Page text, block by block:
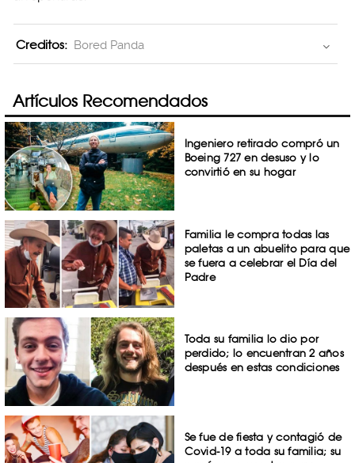
Creditos: Bored Panda
Artículos Recomendados
Ingeniero retirado compró un
Boeing 727 en desuso y lo
convirtió en su hogar
Familia le compra todas las
paletas a un abuelito para que
se fuera a celebrar el Día del
Padre
Toda su familia lo dio por
perdido; lo encuentran 2 años
después en estas condiciones
Se fue de fiesta y contagió de
Covid-19 a toda su familia; su